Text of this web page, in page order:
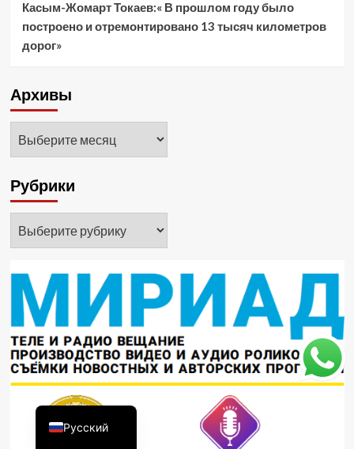
Касым-Жомарт Токаев:« В прошлом году было
построено и отремонтировано 13 тысяч километров
дорог»
Архивы
Рубрики
Русский
Қазақ тілі